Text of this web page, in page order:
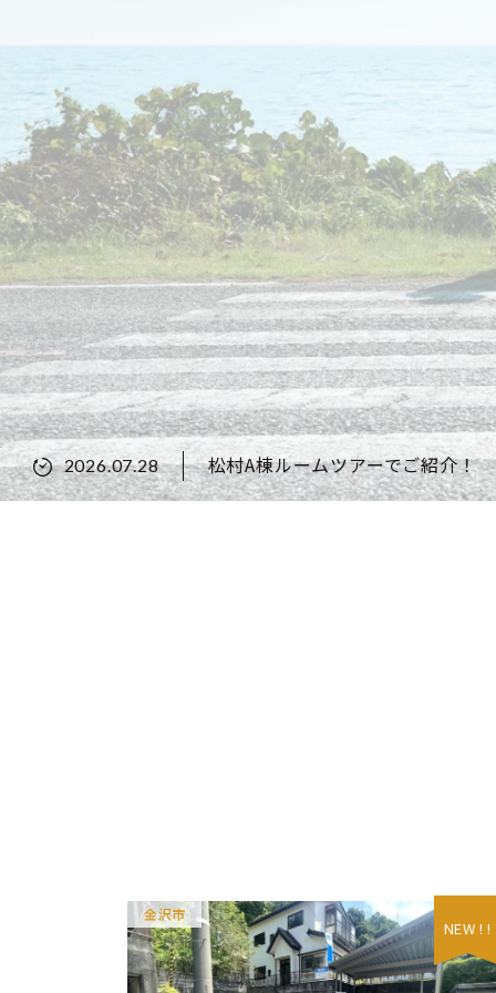
2026.07.28 松村A棟ルームツアーでご紹介！
金沢市
NEW ! !